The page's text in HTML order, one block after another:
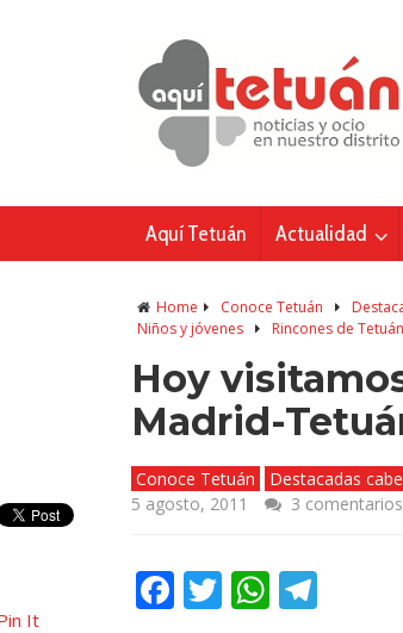
Aquí Tetuán Actualidad
Home Conoce Tetuán
Niños y jóvenes
Rincones de Tetuán
Hoy
Madrid-
Conoce Tetuán Destacadas
5 agosto, 2011
3 comentarios
Facebook
Twitter
It